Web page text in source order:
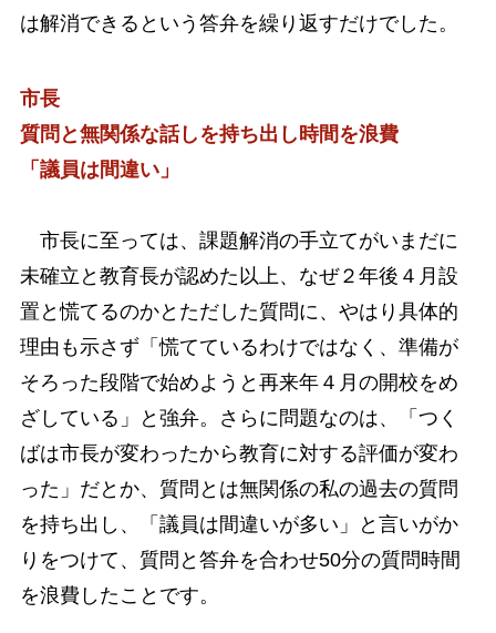
は解消できるという答弁を繰り返すだけでした。
市長
質問と無関係な話しを持ち出し時間を浪費
「議員は間違い」
市長に至っては、課題解消の手立てがいまだに
未確立と教育長が認めた以上、なぜ２年後４月設
置と慌てるのかとただした質問に、やはり具体的
理由も示さず「慌てているわけではなく、準備が
そろった段階で始めようと再来年４月の開校をめ
ざしている」と強弁。さらに問題なのは、「つく
ばは市長が変わったから教育に対する評価が変わ
った」だとか、質問とは無関係の私の過去の質問
を持ち出し、「議員は間違いが多い」と言いがか
りをつけて、質問と答弁を合わせ50分の質問時間
を浪費したことです。